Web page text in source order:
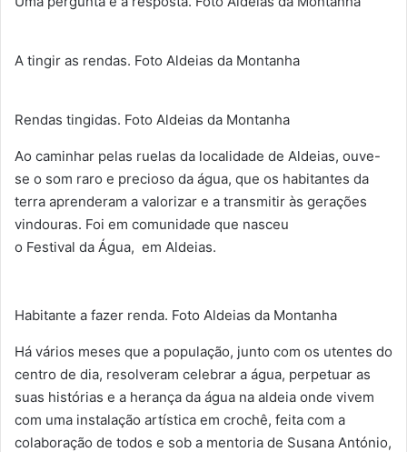
A tingir as rendas. Foto Aldeias da Montanha
Rendas tingidas. Foto Aldeias da Montanha
Ao caminhar pelas ruelas da localidade de Aldeias, ouve-
se o som raro e precioso da água, que os habitantes da
terra aprenderam a valorizar e a transmitir às gerações
vindouras. Foi em comunidade que nasceu
o Festival da Água, em Aldeias.
Habitante a fazer renda. Foto Aldeias da Montanha
Há vários meses que a população, junto com os utentes do
centro de dia, resolveram celebrar a água, perpetuar as
suas histórias e a herança da água na aldeia onde vivem
com uma instalação artística em crochê, feita com a
colaboração de todos e sob a mentoria de Susana António,